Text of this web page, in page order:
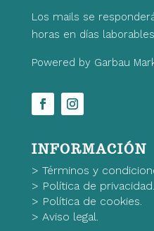
Los mails se
horas en días
Powered by Garbau
INFORMACIÓN
> Términos y
> Política de privacidad.
> Política de cookies.
> Aviso legal.